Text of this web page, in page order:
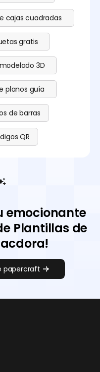
cajas cuadradas
gratis
3D
planos guía
de barras
QR
emocionante
Plantillas de
papercraft